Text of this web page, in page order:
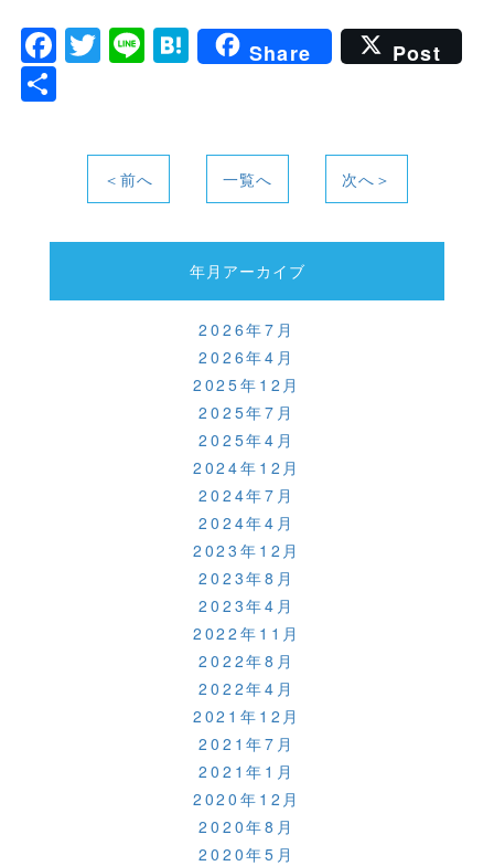
F
o
k
T
er
Li H
at
n
Share Post
＜前へ 一覧へ 次へ＞
年月アーカイブ
2026年7月
2026年4月
2025年12月
2025年7月
2025年4月
2024年12月
2024年7月
2024年4月
2023年12月
2023年8月
2023年4月
2022年11月
2022年8月
2022年4月
2021年12月
2021年7月
2021年1月
2020年12月
2020年8月
2020年5月